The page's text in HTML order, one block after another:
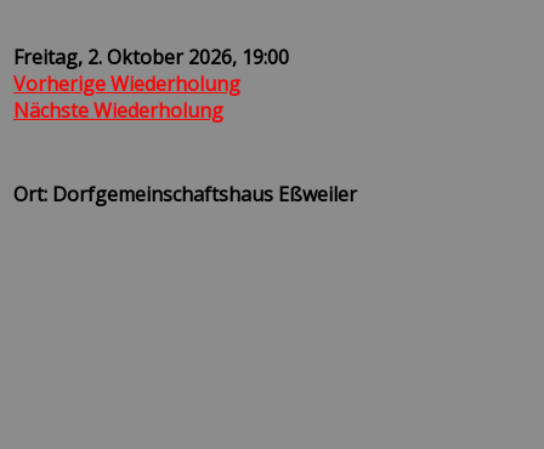
Freitag, 2. Oktober 2026, 19:00
Vorherige Wiederholung
Nächste Wiederholung
Ort: Dorfgemeinschaftshaus Eßweiler